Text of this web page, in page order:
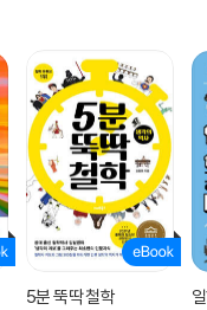
5분 뚝딱 철학